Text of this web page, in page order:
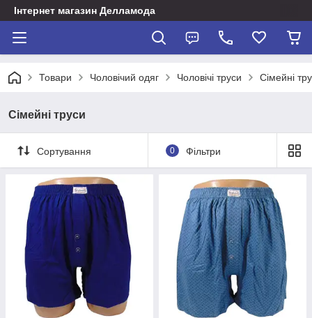
Інтернет магазин Делламода
Товари Чоловічий одяг Чоловічі труси Сімейні
Сімейні труси
Сортування 0 Фільтри